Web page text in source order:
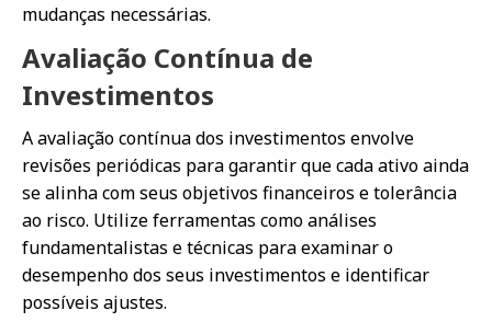
mudanças necessárias.
Avaliação Contínua de
Investimentos
A avaliação contínua dos investimentos envolve
revisões periódicas para garantir que cada ativo ainda
se alinha com seus objetivos financeiros e tolerância
ao risco. Utilize ferramentas como análises
fundamentalistas e técnicas para examinar o
desempenho dos seus investimentos e identificar
possíveis ajustes.